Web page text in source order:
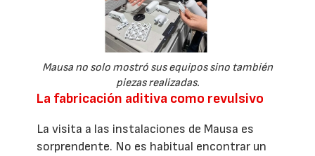
Mausa no solo mostró sus equipos sino también
piezas realizadas.
La fabricación aditiva como revulsivo
La visita a las instalaciones de Mausa es
sorprendente. No es habitual encontrar un